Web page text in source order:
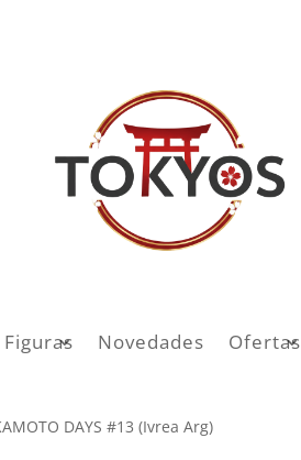
Figuras Novedades Ofertas
DAYS #13 (Ivrea Arg)